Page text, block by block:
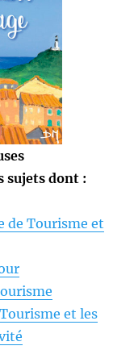
sujets dont :
de Tourisme et
et les